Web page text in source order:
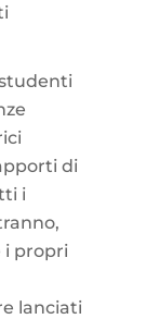
di
i
i propri
lanciati